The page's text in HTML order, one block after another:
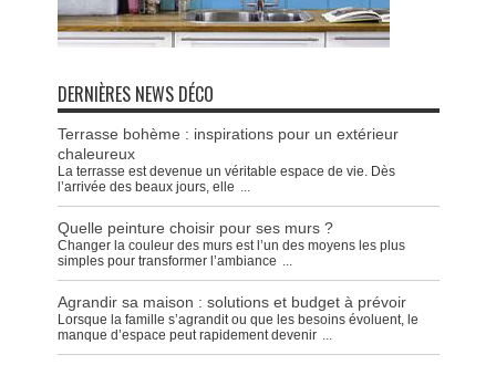
DERNIÈRES NEWS DÉCO
Terrasse bohème : inspirations pour un extérieur
chaleureux
La terrasse est devenue un véritable espace de vie. Dès
l’arrivée des beaux jours, elle ...
Quelle peinture choisir pour ses murs ?
Changer la couleur des murs est l’un des moyens les plus
simples pour transformer l’ambiance ...
Agrandir sa maison : solutions et budget à prévoir
Lorsque la famille s’agrandit ou que les besoins évoluent, le
manque d’espace peut rapidement devenir ...